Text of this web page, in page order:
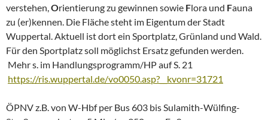
verstehen,Orientierung zu gewinnen sowie Flora und Fauna
zu (er)kennen. Die Fläche steht im Eigentum der Stadt
Wuppertal. Aktuell ist dort ein Sportplatz, Grünland und Wald.
Für den Sportplatz soll möglichst Ersatz gefunden werden.
Mehr s. im Handlungsprogramm/HP auf S. 21
https://ris.wuppertal.de/vo0050.asp?__kvonr=31721
ÖPNV z.B. von W-Hbf per Bus 603 bis Sulamith-Wülfing-